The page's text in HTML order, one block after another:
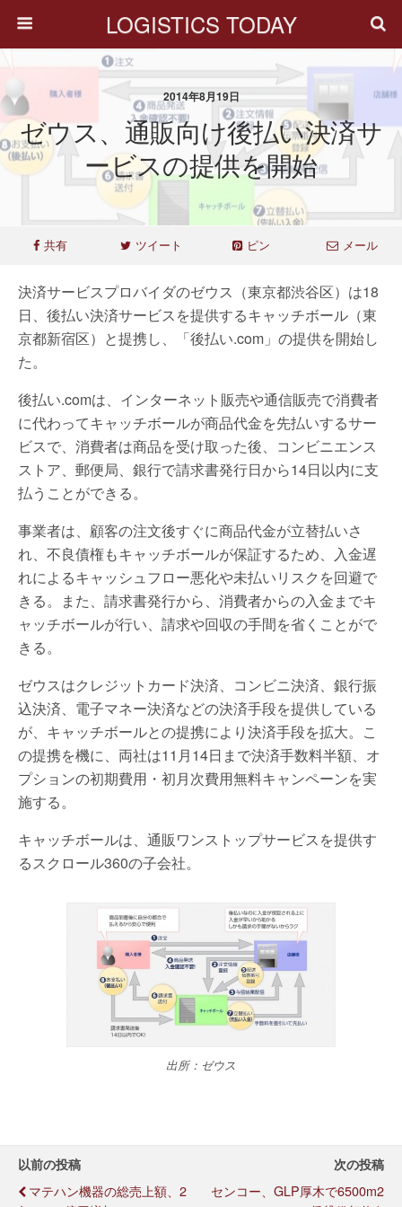
LOGISTICS TODAY
2014年8月19日
ゼウス、通販向け後払い決済サ
ービスの提供を開始
共有 ツイート ピン メール
決済サービスプロバイダのゼウス（東京都渋谷区）は18
日、後払い決済サービスを提供するキャッチボール（東
京都新宿区）と提携し、「後払い.com」の提供を開始し
た。
後払い.comは、インターネット販売や通信販売で消費者
に代わってキャッチボールが商品代金を先払いするサー
ビスで、消費者は商品を受け取った後、コンビニエンス
ストア、郵便局、銀行で請求書発行日から14日以内に支
払うことができる。
事業者は、顧客の注文後すぐに商品代金が立替払いさ
れ、不良債権もキャッチボールが保証するため、入金遅
れによるキャッシュフロー悪化や未払いリスクを回避で
きる。また、請求書発行から、消費者からの入金までキ
ャッチボールが行い、請求や回収の手間を省くことがで
きる。
ゼウスはクレジットカード決済、コンビニ決済、銀行振
込決済、電子マネー決済などの決済手段を提供している
が、キャッチボールとの提携により決済手段を拡大。こ
の提携を機に、両社は11月14日まで決済手数料半額、オ
プションの初期費用・初月次費用無料キャンペーンを実
施する。
キャッチボールは、通販ワンストップサービスを提供す
るスクロール360の子会社。
出所：ゼウス
以前の投稿
マテハン機器の総売上額、2
次の投稿
センコー、GLP厚木で6500m2